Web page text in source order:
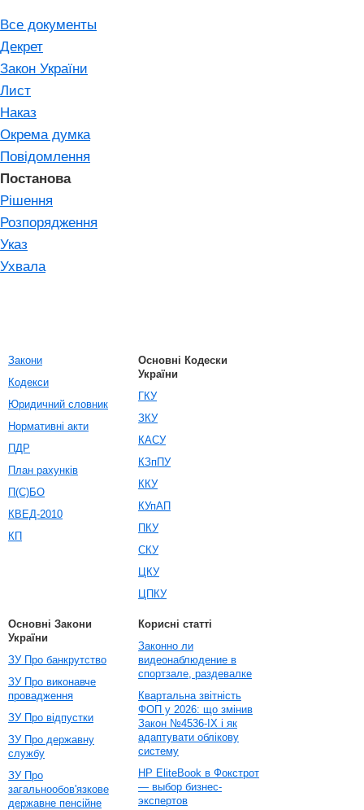
Все документы
Декрет
Закон України
Лист
Наказ
Окрема думка
Повідомлення
Постанова
Рішення
Розпорядження
Указ
Ухвала
Закони
Кодекси
Юридичний словник
Нормативні акти
ПДР
План рахунків
П(С)БО
КВЕД-2010
КП
Основні Кодески
України
ГКУ
ЗКУ
КАСУ
КЗпПУ
ККУ
КУпАП
ПКУ
СКУ
ЦКУ
ЦПКУ
Основні Закони
України
ЗУ Про банкрутство
ЗУ Про виконавче
провадження
ЗУ Про відпустки
ЗУ Про державну
службу
ЗУ Про
загальнообов'язкове
державне пенсійне
Корисні статті
Законно ли
видеонаблюдение в
спортзале, раздевалке
Квартальна звітність
ФОП у 2026: що змінив
Закон №4536-IX і як
адаптувати облікову
систему
HP EliteBook в Фокстрот
— выбор бизнес-
экспертов